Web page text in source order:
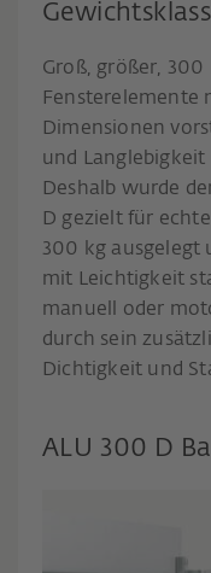
Groß, größer,
Fensterelemente
Dimensionen
und
Deshalb wurde
D gezielt für
300 kg ausgelegt
mit Leichtigkeit
manuell oder
durch sein
Dichtigkeit und
ALU 300 D